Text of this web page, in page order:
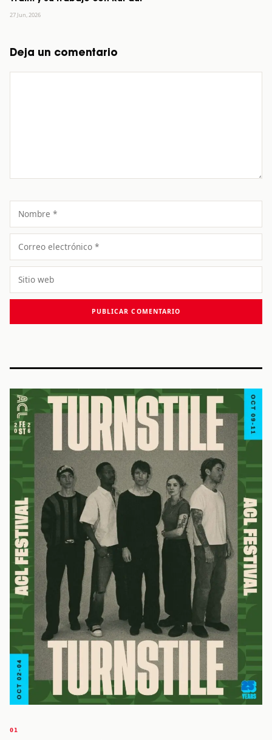
27 Jun, 2026
Deja un comentario
Nombre
Correo
electrónico
Sitio
web